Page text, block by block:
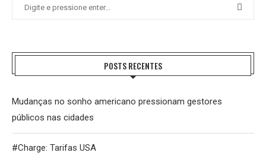
POSTS RECENTES
Mudanças no sonho americano pressionam gestores
públicos nas cidades
#Charge: Tarifas USA